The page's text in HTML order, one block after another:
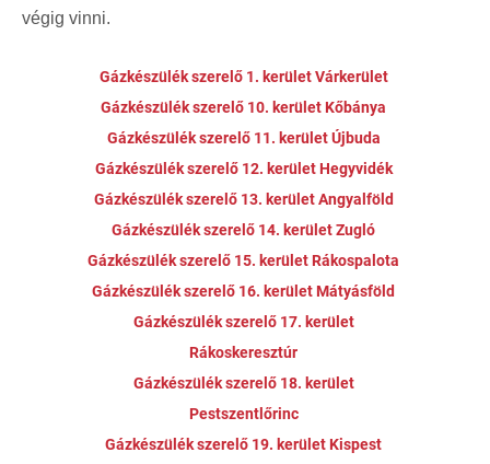
végig vinni.
Gázkészülék szerelő 1. kerület Várkerület
Gázkészülék szerelő 10. kerület Kőbánya
Gázkészülék szerelő 11. kerület Újbuda
Gázkészülék szerelő 12. kerület Hegyvidék
Gázkészülék szerelő 13. kerület Angyalföld
Gázkészülék szerelő 14. kerület Zugló
Gázkészülék szerelő 15. kerület Rákospalota
Gázkészülék szerelő 16. kerület Mátyásföld
Gázkészülék szerelő 17. kerület
Rákoskeresztúr
Gázkészülék szerelő 18. kerület
Pestszentlőrinc
Gázkészülék szerelő 19. kerület Kispest